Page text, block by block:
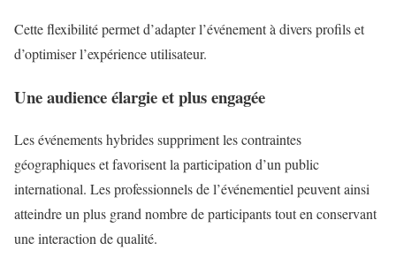
Cette flexibilité permet d’adapter l’événement à divers profils et
d’optimiser l’expérience utilisateur.
Une audience élargie et plus engagée
Les événements hybrides suppriment les contraintes
géographiques et favorisent la participation d’un public
international. Les professionnels de l’événementiel peuvent ainsi
atteindre un plus grand nombre de participants tout en conservant
une interaction de qualité.